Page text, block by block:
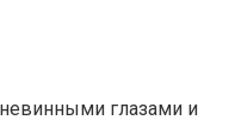
невинными глазами и